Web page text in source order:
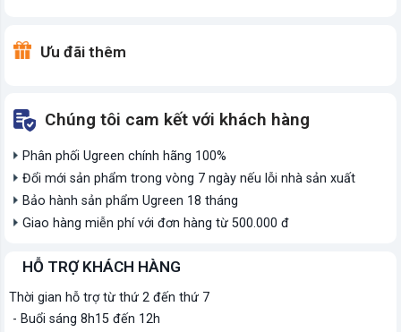
Ưu đãi thêm
Chúng tôi cam kết với khách hàng
Phân phối Ugreen chính hãng 100%
Đổi mới sản phẩm trong vòng 7 ngày nếu lỗi nhà sản xuất
Bảo hành sản phẩm Ugreen 18 tháng
Giao hàng miễn phí với đơn hàng từ 500.000 đ
HỖ TRỢ KHÁCH HÀNG
Thời gian hỗ trợ từ thứ 2 đến thứ 7
- Buổi sáng 8h15 đến 12h